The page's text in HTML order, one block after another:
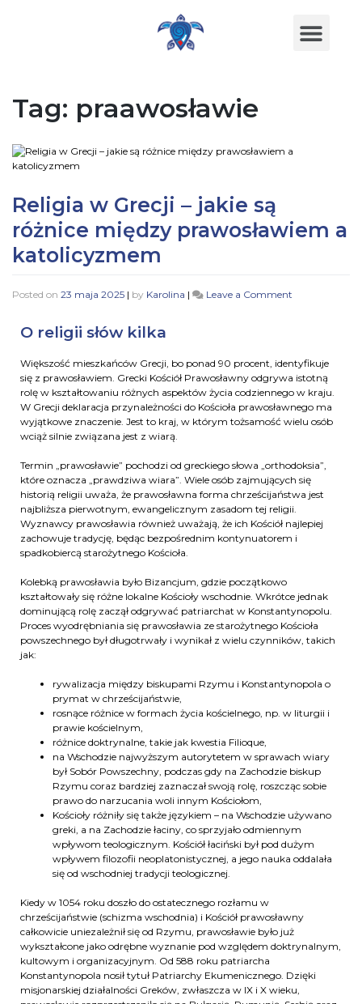
Tag: praawosławie
Religia w Grecji – jakie są
różnice między prawosławiem a
katolicyzmem
Posted on 23 maja 2025 | by Karolina | Leave a Comment
O religii słów kilka
Większość mieszkańców Grecji, bo ponad 90 procent, identyfikuje
się z prawosławiem. Grecki Kościół Prawosławny odgrywa istotną
rolę w kształtowaniu różnych aspektów życia codziennego w kraju.
W Grecji deklaracja przynależności do Kościoła prawosławnego ma
wyjątkowe znaczenie. Jest to kraj, w którym tożsamość wielu osób
wciąż silnie związana jest z wiarą.
Termin „prawosławie” pochodzi od greckiego słowa „orthodoksia”,
które oznacza „prawdziwa wiara”. Wiele osób zajmujących się
historią religii uważa, że prawosławna forma chrześcijaństwa jest
najbliższa pierwotnym, ewangelicznym zasadom tej religii.
Wyznawcy prawosławia również uważają, że ich Kościół najlepiej
zachowuje tradycję, będąc bezpośrednim kontynuatorem i
spadkobiercą starożytnego Kościoła.
Kolebką prawosławia było Bizancjum, gdzie początkowo
kształtowały się różne lokalne Kościoły wschodnie. Wkrótce jednak
dominującą rolę zaczął odgrywać patriarchat w Konstantynopolu.
Proces wyodrębniania się prawosławia ze starożytnego Kościoła
powszechnego był długotrwały i wynikał z wielu czynników, takich
jak:
rywalizacja między biskupami Rzymu i Konstantynopola o
prymat w chrześcijaństwie,
rosnące różnice w formach życia kościelnego, np. w liturgii i
prawie kościelnym,
różnice doktrynalne, takie jak kwestia Filioque,
na Wschodzie najwyższym autorytetem w sprawach wiary
był Sobór Powszechny, podczas gdy na Zachodzie biskup
Rzymu coraz bardziej zaznaczał swoją rolę, roszcząc sobie
prawo do narzucania woli innym Kościołom,
Kościoły różniły się także językiem – na Wschodzie używano
greki, a na Zachodzie łaciny, co sprzyjało odmiennym
wpływom teologicznym. Kościół łaciński był pod dużym
wpływem filozofii neoplatonistycznej, a jego nauka oddalała
się od wschodniej tradycji teologicznej.
Kiedy w 1054 roku doszło do ostatecznego rozłamu w
chrześcijaństwie (schizma wschodnia) i Kościół prawosławny
całkowicie uniezależnił się od Rzymu, prawosławie było już
wykształcone jako odrębne wyznanie pod względem doktrynalnym,
kultowym i organizacyjnym. Od 588 roku patriarcha
Konstantynopola nosił tytuł Patriarchy Ekumenicznego. Dzięki
misjonarskiej działalności Greków, zwłaszcza w IX i X wieku,